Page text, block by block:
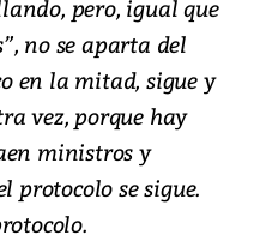
pero, igual que
no se aparta del
en la mitad, sigue y
vez, porque hay
ministros y
protocolo se sigue.